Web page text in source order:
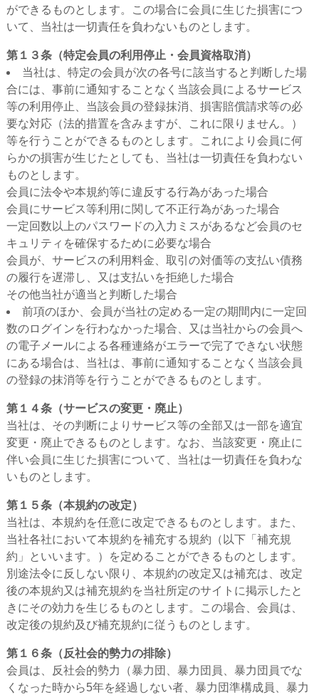
ができるものとします。この場合に会員に生じた損害につ
いて、当社は一切責任を負わないものとします。
第１３条（特定会員の利用停止・会員資格取消）
当社は、特定の会員が次の各号に該当すると判断した場
合には、事前に通知することなく当該会員によるサービス
等の利用停止、当該会員の登録抹消、損害賠償請求等の必
要な対応（法的措置を含みますが、これに限りません。）
等を行うことができるものとします。これにより会員に何
らかの損害が生じたとしても、当社は一切責任を負わない
ものとします。
会員に法令や本規約等に違反する行為があった場合
会員にサービス等利用に関して不正行為があった場合
一定回数以上のパスワードの入力ミスがあるなど会員のセ
キュリティを確保するために必要な場合
会員が、サービスの利用料金、取引の対価等の支払い債務
の履行を遅滞し、又は支払いを拒絶した場合
その他当社が適当と判断した場合
前項のほか、会員が当社の定める一定の期間内に一定回
数のログインを行わなかった場合、又は当社からの会員へ
の電子メールによる各種連絡がエラーで完了できない状態
にある場合は、当社は、事前に通知することなく当該会員
の登録の抹消等を行うことができるものとします。
第１４条（サービスの変更・廃止）
当社は、その判断によりサービス等の全部又は一部を適宜
変更・廃止できるものとします。なお、当該変更・廃止に
伴い会員に生じた損害について、当社は一切責任を負わな
いものとします。
第１５条（本規約の改定）
当社は、本規約を任意に改定できるものとします。また、
当社各社において本規約を補充する規約（以下「補充規
約」といいます。）を定めることができるものとします。
別途法令に反しない限り、本規約の改定又は補充は、改定
後の本規約又は補充規約を当社所定のサイトに掲示したと
きにその効力を生じるものとします。この場合、会員は、
改定後の規約及び補充規約に従うものとします。
第１６条（反社会的勢力の排除）
会員は、反社会的勢力（暴力団、暴力団員、暴力団員でな
くなった時から5年を経過しない者、暴力団準構成員、暴力